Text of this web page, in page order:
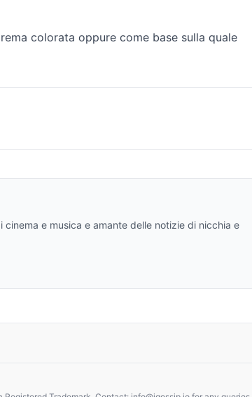
colorata oppure come base sulla quale
e musica e amante delle notizie di nicchia e